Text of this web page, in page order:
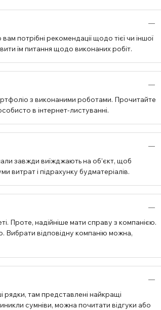
потрібні рекомендації щодо тієї чи іншої
їм питання щодо виконаних робіт.
з виконаними роботами. Прочитайте
в інтернет-листуванні.
завжди виїжджають на об’єкт, щоб
витрат і підрахунку будматеріалів.
Проте, надійніше мати справу з компанією.
Вибрати відповідну компанію можна,
там представлені найкращі
сумніви, можна почитати відгуки або